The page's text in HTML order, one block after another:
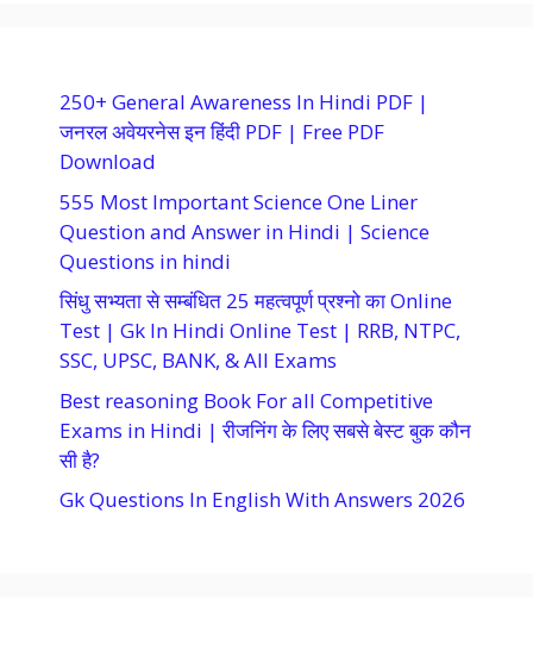
250+ General Awareness In Hindi PDF |
जनरल अवेयरनेस इन हिंदी PDF | Free PDF
Download
555 Most Important Science One Liner
Question and Answer in Hindi | Science
Questions in hindi
सिंधु सभ्यता से सम्बंधित 25 महत्वपूर्ण प्रश्नो का Online
Test | Gk In Hindi Online Test | RRB, NTPC,
SSC, UPSC, BANK, & All Exams
Best reasoning Book For all Competitive
Exams in Hindi | रीजनिंग के लिए सबसे बेस्ट बुक कौन
सी है?
Gk Questions In English With Answers 2026